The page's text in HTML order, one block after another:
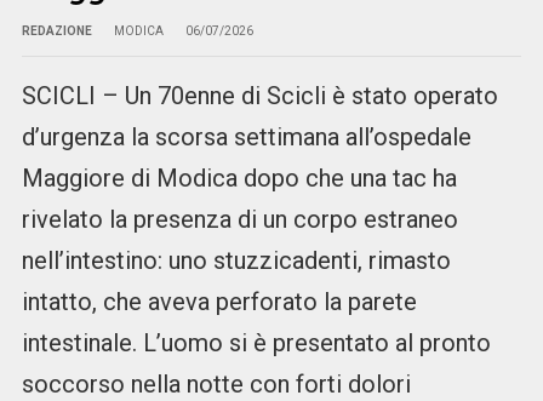
REDAZIONE MODICA 06/07/2026
SCICLI – Un 70enne di Scicli è stato operato
d’urgenza la scorsa settimana all’ospedale
Maggiore di Modica dopo che una tac ha
rivelato la presenza di un corpo estraneo
nell’intestino: uno stuzzicadenti, rimasto
intatto, che aveva perforato la parete
intestinale. L’uomo si è presentato al pronto
soccorso nella notte con forti dolori